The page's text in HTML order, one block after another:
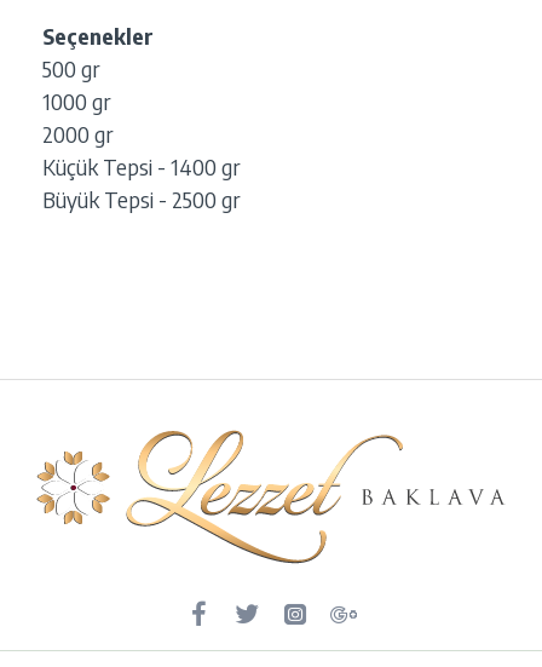
Seçenekler
500 gr
1000 gr
2000 gr
Küçük Tepsi - 1400 gr
Büyük Tepsi - 2500 gr